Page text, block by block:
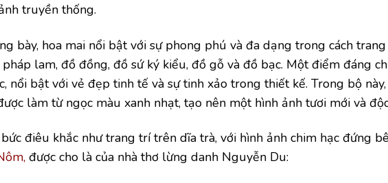
truyền thống.
bày, hoa mai nổi bật với sự phong phú và đa dạng trong cách trang
lam, đồ đồng, đồ sứ ký kiểu, đồ gỗ và đồ bạc. Một điểm đáng
nổi bật với vẻ đẹp tinh tế và sự tinh xảo trong thiết kế. Trong bộ
làm từ ngọc màu xanh nhạt, tạo nên một hình ảnh tươi mới và
điêu khắc như trang trí trên dĩa trà, với hình ảnh chim hạc đứng
được cho là của nhà thơ lừng danh Nguyễn Du: